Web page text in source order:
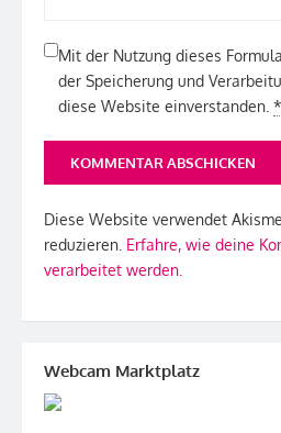
Mit der Nutzung dieses
der Speicherung und
diese Website einverstanden. *
Diese Website verwendet
reduzieren. Erfahre, wie deine
verarbeitet werden.
Webcam Marktplatz